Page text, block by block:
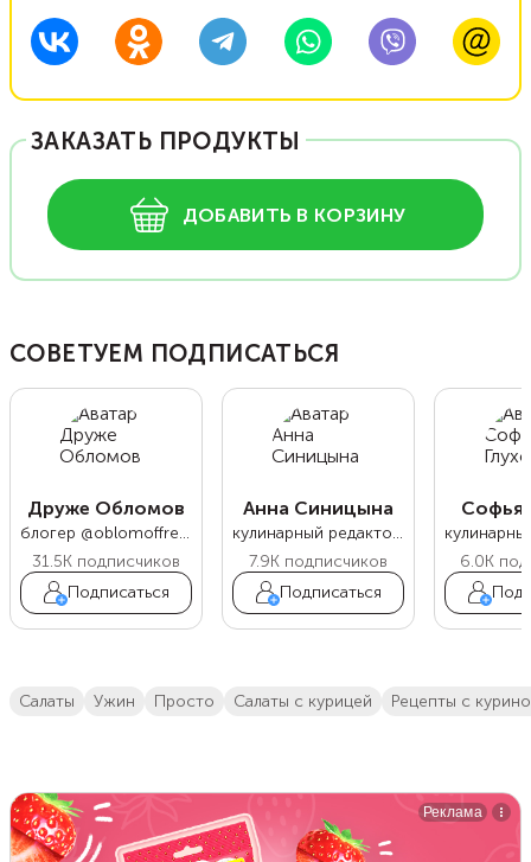
ЗАКАЗАТЬ ПРОДУКТЫ
ДОБАВИТЬ В КОРЗИНУ
СОВЕТУЕМ ПОДПИСАТЬСЯ
Друже Обломов
блогер @oblomoffrecipe
31.5K подписчиков
Подписаться
Анна Синицына
кулинарный редактор Food.ru
7.9K подписчиков
Подписаться
Софья
6.0K
салаты ужин просто салаты с курицей рецепты с